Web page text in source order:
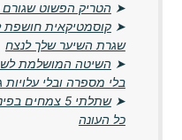
➤ הטריק הפשוט שגורם
➤קוסמטיקאית חושפת
שגרת השיער שלך לנצח
➤
בלי מספרה ובלי עלויות
➤
שתלתי 5
כל העונה